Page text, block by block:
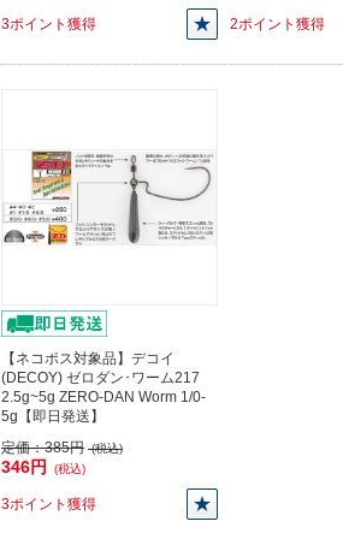
3ポイント獲得 2ポイント獲得
【ネコポス対象品】デコイ
(DECOY) ゼロダン･ワーム217
2.5g~5g ZERO-DAN Worm 1/0-
5g【即日発送】
定価：385円 (税込)
346円 (税込)
3ポイント獲得